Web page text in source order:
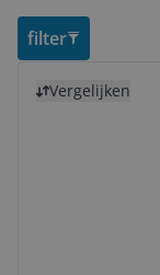
filter
Vergelijken